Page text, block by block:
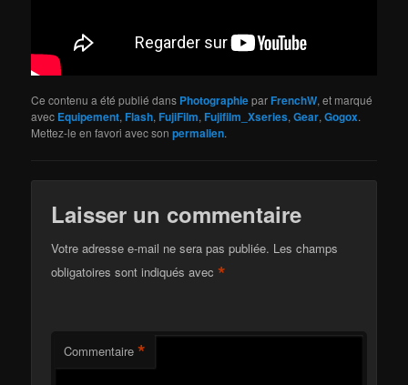
Ce contenu a été publié dans PhotographieparFrenchW, et marqué
avec Equipement,Flash,FujiFilm,Fujifilm_Xseries,Gear,Gogox.
Mettez-le en favori avec sonpermalien.
Laisser un commentaire
Votre adresse e-mail ne sera pas publiée. Les champs
obligatoires sont indiqués avec*
Commentaire *